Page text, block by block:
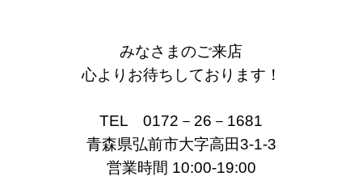
みなさまのご来店
心よりお待ちしております！
TEL　0172－26－1681
青森県弘前市大字高田3-1-3
営業時間 10:00-19:00